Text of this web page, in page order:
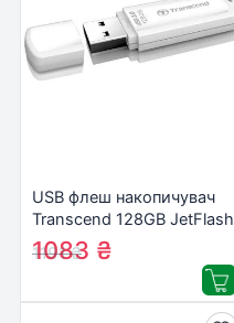
USB флеш накопичувач
Transcend 128GB JetFlash
730 White USB 3.0
(TS128GJF730)
1191₴
1083 ₴